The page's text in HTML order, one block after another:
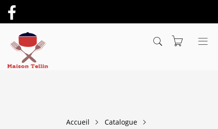
Accueil Catalogue